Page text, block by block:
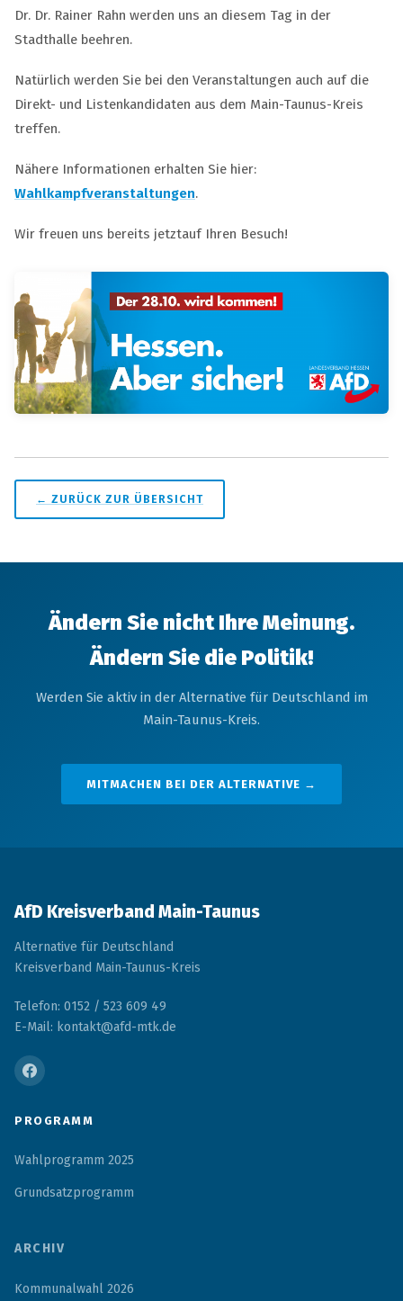
Dr. Dr. Rainer Rahn werden uns an diesem Tag in der
Stadthalle beehren.
Natürlich werden Sie bei den Veranstaltungen auch auf die
Direkt- und Listenkandidaten aus dem Main-Taunus-Kreis
treffen.
Nähere Informationen erhalten Sie hier:
Wahlkampfveranstaltungen.
Wir freuen uns bereits jetztauf Ihren Besuch!
← ZURÜCK ZUR ÜBERSICHT
Ändern Sie nicht Ihre Meinung.
Ändern Sie die Politik!
Werden Sie aktiv in der Alternative für Deutschland im
Main-Taunus-Kreis.
MITMACHEN BEI DER ALTERNATIVE →
AfD Kreisverband Main-Taunus
Alternative für Deutschland
Kreisverband Main-Taunus-Kreis
Telefon: 0152 / 523 609 49
E-Mail: kontakt@afd-mtk.de
PROGRAMM
Wahlprogramm 2025
Grundsatzprogramm
ARCHIV
Kommunalwahl 2026